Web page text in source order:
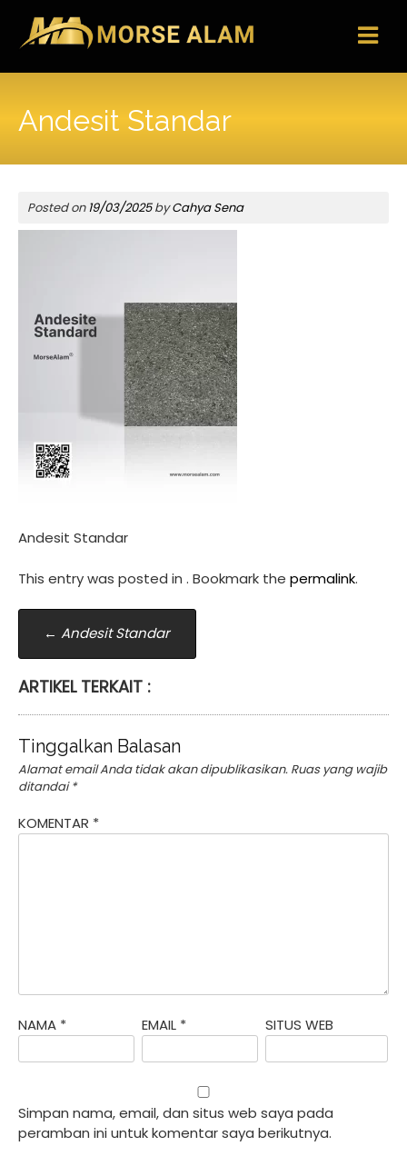
content
Andesit Standar
Posted on19/03/2025byCahya Sena
Andesit Standar
This entry was posted in . Bookmark the permalink.
Post
navigation
← Andesit Standar
ARTIKEL TERKAIT :
Tinggalkan Balasan
Alamat email Anda tidak akan dipublikasikan. Ruas yang wajib
ditandai*
KOMENTAR *
NAMA * EMAIL * SITUS WEB
Simpan nama, email, dan situs web saya pada
peramban ini untuk komentar saya berikutnya.